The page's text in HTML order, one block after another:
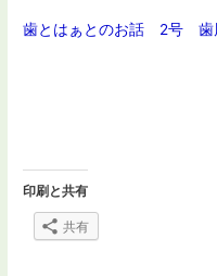
歯とはぁとのお話 2号
印刷と共有
共有